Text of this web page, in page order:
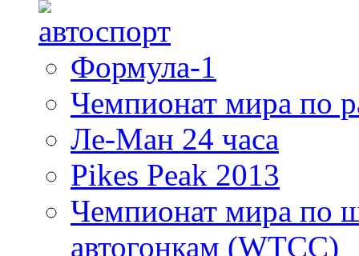
Формула-1
Чемпионат мира по
Ле-Ман 24 часа
Pikes Peak 2013
Чемпионат мира по
автогонкам (WTCC)